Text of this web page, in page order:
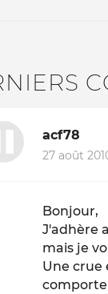
acf78
27 août
Bonjour,
J'adhère
mais je
Une crue